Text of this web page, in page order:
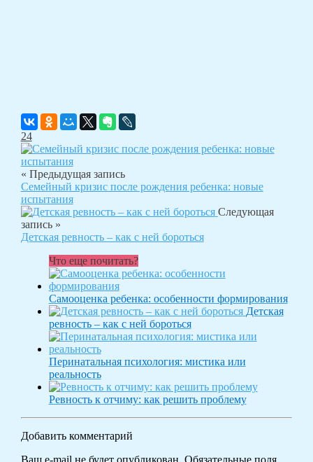
24
« Предыдущая запись
Семейный кризис после рождения ребенка: новые
испытания
Следующая
запись »
Детская ревность – как с ней бороться
Что еще почитать?
Самооценка ребенка: особенности формирования
Детская
ревность – как с ней бороться
Перинатальная психология: мистика или
реальность
Ревность к отчиму: как решить проблему
Добавить комментарий